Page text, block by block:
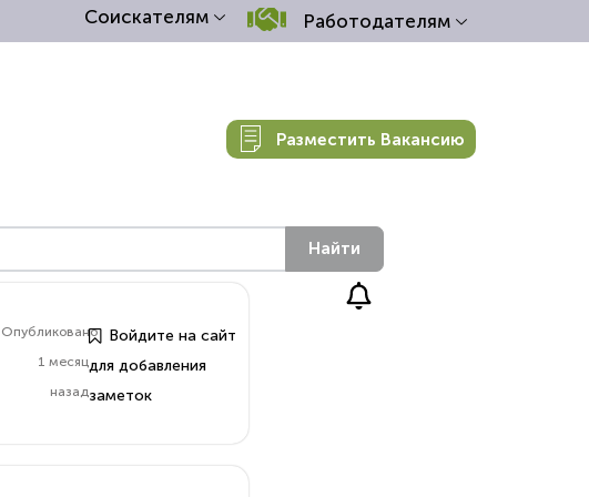
Соискателям Работодателям
Разместить Вакансию
Найти
Опубликовано
1 месяц
назад
Войдите на сайт
для добавления
заметок